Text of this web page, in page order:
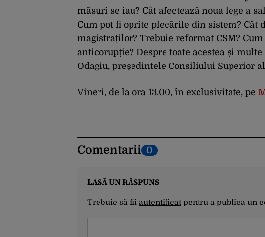
măsuri se iau? Cât afectează noua lege a
Cum pot fi oprite plecările din sistem? Cât
magistraților? Trebuie reformat CSM?
anticorupție? Despre toate acestea și
Odagiu, președintele Consiliului Superior
Vineri, de la ora 13.00, în exclusivitate, pe
Comentarii 0
LASĂ UN RĂSPUNS
Trebuie să fii autentificatpentru a publica un